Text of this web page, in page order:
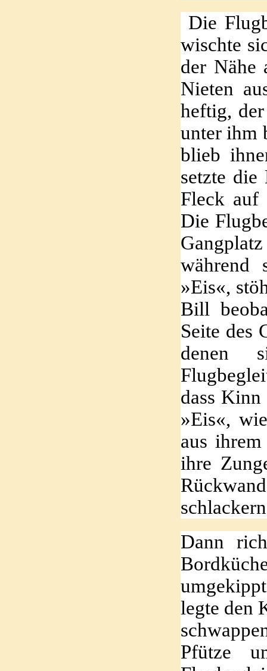
Die
wischte
der Nähe
Nieten
heftig,
unter ihm
blieb
setzte
Fleck auf
Die
während
»Eis«,
Bill
Seite des
denen
dass Kinn
»Eis«,
aus
ihre
Dann
legte den
Pfütze